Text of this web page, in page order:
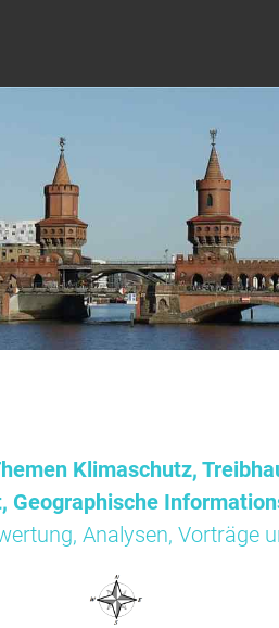
Klimaschutz,
Geographische
Analysen, Vorträge